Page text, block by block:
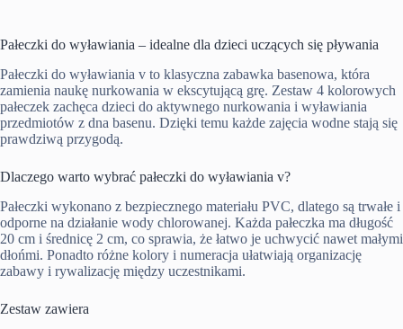
Pałeczki do wyławiania – idealne dla dzieci uczących się pływania
Pałeczki do wyławiania v to klasyczna zabawka basenowa, która
zamienia naukę nurkowania w ekscytującą grę. Zestaw 4 kolorowych
pałeczek zachęca dzieci do aktywnego nurkowania i wyławiania
przedmiotów z dna basenu. Dzięki temu każde zajęcia wodne stają się
prawdziwą przygodą.
Dlaczego warto wybrać pałeczki do wyławiania v?
Pałeczki wykonano z bezpiecznego materiału PVC, dlatego są trwałe i
odporne na działanie wody chlorowanej. Każda pałeczka ma długość
20 cm i średnicę 2 cm, co sprawia, że łatwo je uchwycić nawet małymi
dłońmi. Ponadto różne kolory i numeracja ułatwiają organizację
zabawy i rywalizację między uczestnikami.
Zestaw zawiera